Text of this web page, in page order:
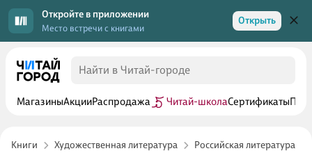
Откройте в приложении
Место встречи с книгами
Открыть
МагазиныАкцииРаспродажа Читай-школаСертификаты
Книги Художественная литература Российская литература